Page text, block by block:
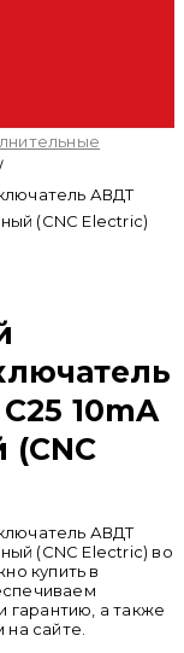
АВДТ
(CNC Electric)
10mA
АВДТ
(CNC Electric) во
купить в
гарантию, а также
сайте.